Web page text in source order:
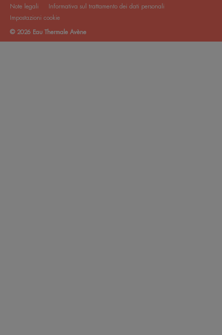
Note legali
Informativa sul trattamento dei dati personali
Impostazioni cookie
© 2026 Eau Thermale Avène